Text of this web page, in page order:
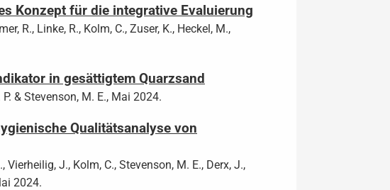
Konzept für die integrative Evaluierung
R., Linke, R., Kolm, C., Zuser, K., Heckel, M.,
in gesättigtem Quarzsand
& Stevenson, M. E., Mai 2024.
Qualitätsanalyse von
Vierheilig, J., Kolm, C., Stevenson, M. E., Derx, J.,
2024.